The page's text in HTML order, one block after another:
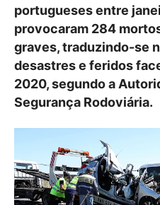
portugueses entre
provocaram 284
graves, traduzindo-se
desastres e feridos
2020, segundo a
Segurança Rodoviária.